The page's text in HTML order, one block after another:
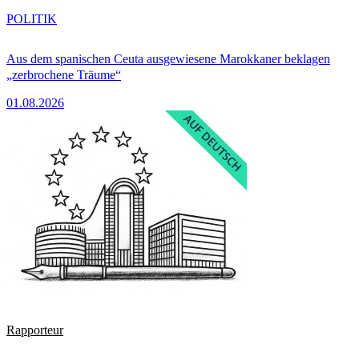
Aus dem spanischen Ceuta ausgewiesene Marokkaner beklagen
„zerbrochene Träume“
01.08.2026
POLITIK
Rapporteur